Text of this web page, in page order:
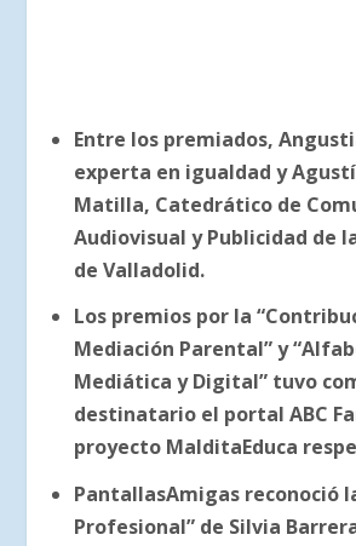
Entre los premiados,
experta en igualdad y
Matilla, Catedrático de
Audiovisual y Publicidad de
de Valladolid.
Los premios por la
Mediación Parental” y
Mediática y Digital” tuvo
destinatario el portal ABC
proyecto MalditaEduca
PantallasAmigas reconoció
Profesional” de Silvia